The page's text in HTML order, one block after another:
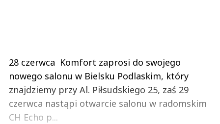
28 czerwca Komfort zaprosi do swojego
nowego salonu w Bielsku Podlaskim, który
znajdziemy przy Al. Piłsudskiego 25, zaś 29
czerwca nastąpi otwarcie salonu w radomskim
CH Echo p...